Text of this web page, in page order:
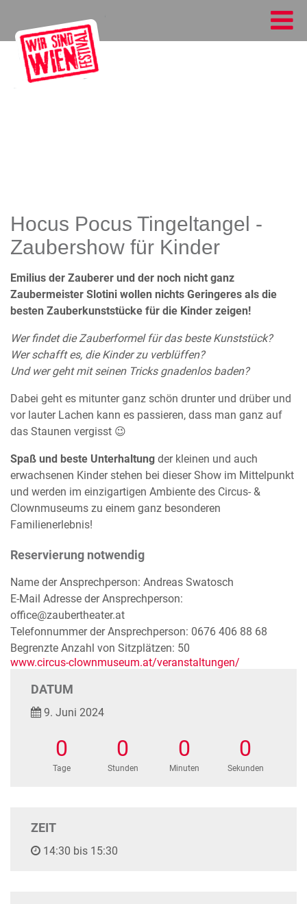
Hocus Pocus Tingeltangel -
Zaubershow für Kinder
Emilius der Zauberer und der noch nicht ganz
Zaubermeister Slotini wollen nichts Geringeres als die
besten Zauberkunststücke für die Kinder zeigen!
Wer findet die Zauberformel für das beste Kunststück?
Wer schafft es, die Kinder zu verblüffen?
Und wer geht mit seinen Tricks gnadenlos baden?
Dabei geht es mitunter ganz schön drunter und drüber und
vor lauter Lachen kann es passieren, dass man ganz auf
das Staunen vergisst 😉
Spaß und beste Unterhaltung der kleinen und auch
erwachsenen Kinder stehen bei dieser Show im Mittelpunkt
und werden im einzigartigen Ambiente des Circus- &
Clownmuseums zu einem ganz besonderen
Familienerlebnis!
Reservierung notwendig
Name der Ansprechperson: Andreas Swatosch
E-Mail Adresse der Ansprechperson:
office@zaubertheater.at
Telefonnummer der Ansprechperson: 0676 406 88 68
Begrenzte Anzahl von Sitzplätzen: 50
www.circus-clownmuseum.at/veranstaltungen/
DATUM
9. Juni 2024
0
Tage
0
Stunden
0
Minuten
0
Sekunden
ZEIT
14:30 bis 15:30